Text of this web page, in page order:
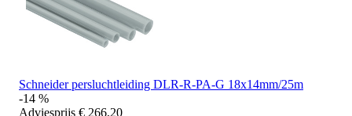
Schneider persluchtleiding DLR-R-PA-G 18x14mm/25m
-14 %
Adviesprijs € 266,20